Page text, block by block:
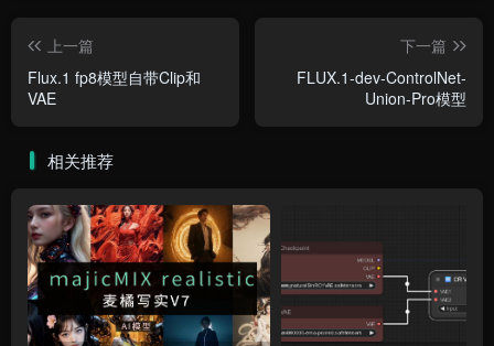
上一篇
Flux.1 fp8模型自带Clip和
VAE
下一篇
FLUX.1-dev-ControlNet-
Union-Pro模型
相关推荐